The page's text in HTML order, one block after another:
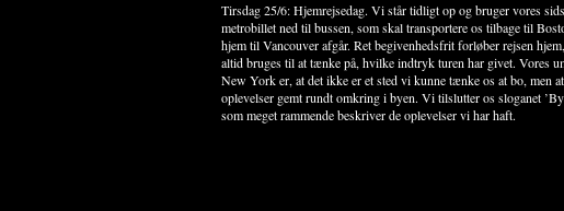
Tirsdag 25/6: Hjemrejsedag. Vi står tidligt op og bruger vores
metrobillet ned til bussen, som skal transportere os tilbage til
hjem til Vancouver afgår. Ret begivenhedsfrit forløber rejsen
altid bruges til at tænke på, hvilke indtryk turen har givet. Vores
New York er, at det ikke er et sted vi kunne tænke os at bo, men
oplevelser gemt rundt omkring i byen. Vi tilslutter os sloganet
som meget rammende beskriver de oplevelser vi har haft.